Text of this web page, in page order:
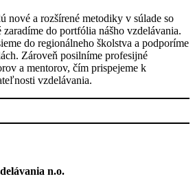
nové a rozšírené metodiky v súlade so
do portfólia nášho vzdelávania.
do regionálneho školstva a podporíme
Zároveň posilníme profesijné
a mentorov, čím prispejeme k
vzdelávania.
n.o.